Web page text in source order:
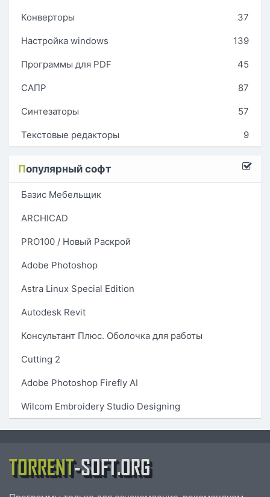
Конверторы 37
Настройка windows 139
Программы для PDF 45
САПР 87
Синтезаторы 57
Текстовые редакторы 9
Популярный софт
Базис Мебельщик
ARCHICAD
PRO100 / Новый Раскрой
Adobe Photoshop
Astra Linux Special Edition
Autodesk Revit
Консультант Плюс. Оболочка для работы
Cutting 2
Adobe Photoshop Firefly AI
Wilcom Embroidery Studio Designing
TORRENT-SOFT.ORG